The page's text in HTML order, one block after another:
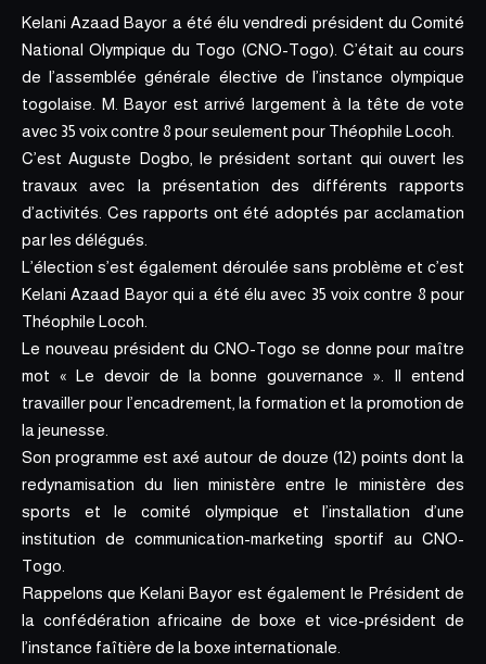
Kelani Azaad Bayor a été élu vendredi président du Comité
National Olympique du Togo (CNO-Togo). C’était au cours
de l’assemblée générale élective de l’instance olympique
togolaise. M. Bayor est arrivé largement à la tête de vote
avec 35 voix contre 8 pour seulement pour Théophile Locoh.
C’est Auguste Dogbo, le président sortant qui ouvert les
travaux avec la présentation des différents rapports
d’activités. Ces rapports ont été adoptés par acclamation
par les délégués.
L’élection s’est également déroulée sans problème et c’est
Kelani Azaad Bayor qui a été élu avec 35 voix contre 8 pour
Théophile Locoh.
Le nouveau président du CNO-Togo se donne pour maître
mot « Le devoir de la bonne gouvernance ». Il entend
travailler pour l’encadrement, la formation et la promotion de
la jeunesse.
Son programme est axé autour de douze (12) points dont la
redynamisation du lien ministère entre le ministère des
sports et le comité olympique et l’installation d’une
institution de communication-marketing sportif au CNO-
Togo.
Rappelons que Kelani Bayor est également le Président de
la confédération africaine de boxe et vice-président de
l’instance faîtière de la boxe internationale.